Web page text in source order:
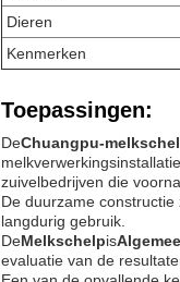
Dieren
Kenmerken
Toepassingen:
DeChuangpu-
zuivelbedrijven die
De duurzame
langdurig gebruik.
DeMelkschelpis
evaluatie van de